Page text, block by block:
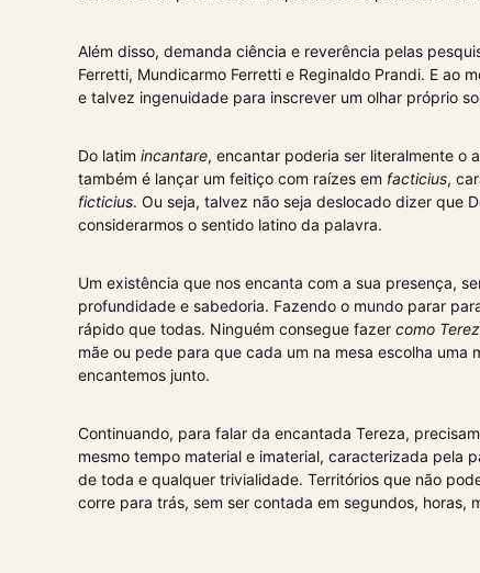
Além disso, demanda ciência e reverência pelas
Ferretti, Mundicarmo Ferretti e Reginaldo Prandi. E ao
e talvez ingenuidade para inscrever um olhar próprio
Do latim incantare, encantar poderia ser literalmente o
também é lançar um feitiço com raízes em facticius,
ficticius. Ou seja, talvez não seja deslocado dizer que
considerarmos o sentido latino da palavra.
Um existência que nos encanta com a sua presença,
profundidade e sabedoria. Fazendo o mundo parar
rápido que todas. Ninguém consegue fazer como
mãe ou pede para que cada um na mesa escolha uma
encantemos junto.
Continuando, para falar da encantada Tereza,
mesmo tempo material e imaterial, caracterizada pela
de toda e qualquer trivialidade. Territórios que não
corre para trás, sem ser contada em segundos, horas,